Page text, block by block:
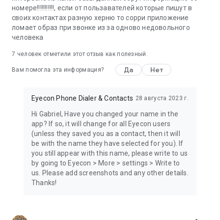
Eyecon has the no.1 Intuitive Default Dialer with Full Screen
Photos as a major feature.
Eyecon's all-in-one communication is also our user's favorite
communicate with certain contacts & launches your favorite
Eyecon also turns your contacts + address book into a
Suddenly, all your contacts, names & numbers turn into
photos of people you already know & want to see & make
answering the phone & connecting with friends so much
easier!
Battery optimization won’t be affected by using the Eyecon
app. 4.6* rating on the google play store!
short voice conversations with your friends - just like the
номере!!!!!!!!!!!, если от пользавателей которые пишут в
своих контактах разную херню то сорри приложение
ломает образ при звонке из за одново недовольного
человека
7 человек отметили этот отзыв как полезный.
Вам помогла эта информация? Да Нет
Eyecon Phone Dialer & Contacts 28 августа 2023 г.
Hi Gabriel, Have you changed your name in the
app? If so, it will change for all Eyecon users
(unless they saved you as a contact, then it will
be with the name they have selected for you). If
you still appear with this name, please write to us
by going to Eyecon > More > settings > Write to
us. Please add screenshots and any other details.
Thanks!